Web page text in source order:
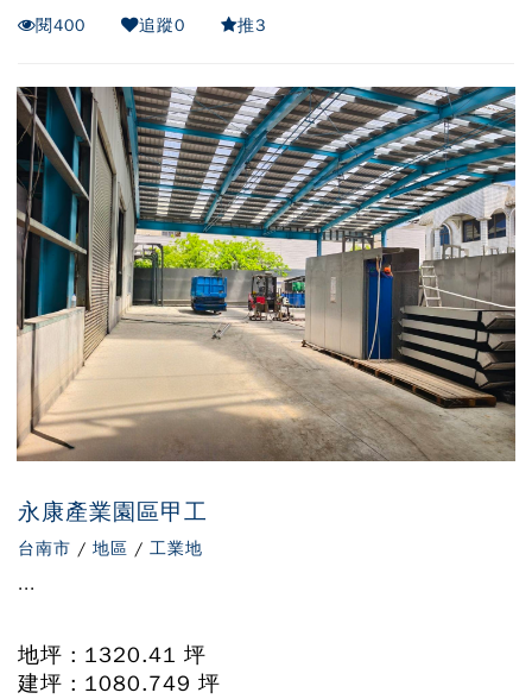
閱400 追蹤0 推3
永康產業園區甲工
台南市 / 地區 / 工業地
...
地坪 : 1320.41 坪
建坪 : 1080.749 坪